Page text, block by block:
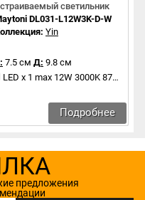
светильник
DL031-L12W3K-D-W
Yin
7.5 см Д: 9.8 см
LED x 1 max 12W 3000K 870Lm
Подробнее
предложения